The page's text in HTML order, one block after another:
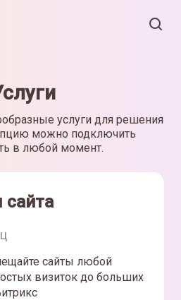
услуги для решения
можно подключить
в любой момент.
сайта
сайты любой
визиток до больших